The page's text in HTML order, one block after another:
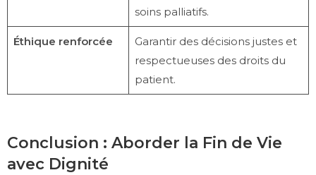
soins palliatifs.
Éthique renforcée
Garantir des décisions justes et
respectueuses des droits du
patient.
Conclusion : Aborder la Fin de Vie
avec Dignité